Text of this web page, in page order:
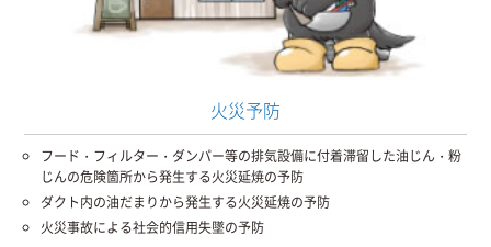
火災予防
フード・フィルター・ダンパー等の排気設備に付着滞留した油じん・粉
じんの危険箇所から発生する火災延焼の予防
ダクト内の油だまりから発生する火災延焼の予防
火災事故による社会的信用失墜の予防